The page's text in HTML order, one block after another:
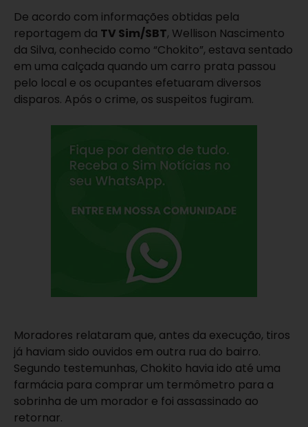
De acordo com informações obtidas pela
reportagem da TV Sim/SBT, Wellison Nascimento
da Silva, conhecido como “Chokito”, estava sentado
em uma calçada quando um carro prata passou
pelo local e os ocupantes efetuaram diversos
disparos. Após o crime, os suspeitos fugiram.
Moradores relataram que, antes da execução, tiros
já haviam sido ouvidos em outra rua do bairro.
Segundo testemunhas, Chokito havia ido até uma
farmácia para comprar um termômetro para a
sobrinha de um morador e foi assassinado ao
retornar.